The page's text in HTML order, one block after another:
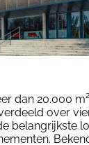
dan 20.000
over
belangrijkste